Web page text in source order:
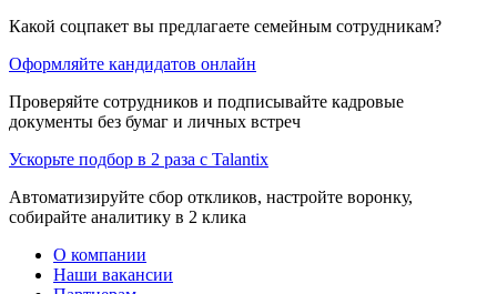
Какой соцпакет вы предлагаете семейным сотрудникам?
Оформляйте кандидатов онлайн
Проверяйте сотрудников и подписывайте кадровые
документы без бумаг и личных встреч
Ускорьте подбор в 2 раза с Talantix
Автоматизируйте сбор откликов, настройте воронку,
собирайте аналитику в 2 клика
О компании
Наши вакансии